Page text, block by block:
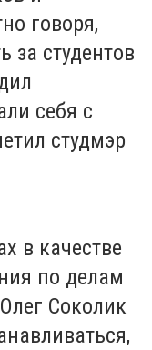
говоря,
за студентов
себя с
студмэр
в качестве
по делам
Соколик